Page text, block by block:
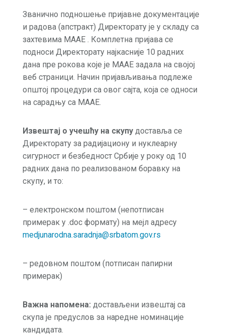
Званично подношење пријавне документације
и радова (апстракт) Директорату је у складу са
захтевима МААЕ . Комплетна пријава се
подноси Директорату најкасније 10 радних
дана пре рокова које је МААЕ задала на својој
веб страници. Начин пријављивања подлеже
општој процедури са овог сајта, која се односи
на сарадњу са МААЕ.
Извештај о учешћу на скупудоставља се
Директорату за радијациону и нуклеарну
сигурност и безбедност Србије у року од 10
радних дана по реализованом боравку на
скупу, и то:
– електронском поштом (непотписан
примерак у .doc формату) на мејл адресу
medjunarodna.saradnja@srbatom.gov.rs
– редовном поштом (потписан папирни
примерак)
Вaжна напомена: достављени извештај са
скупа је предуслов за наредне номинације
кандидата.